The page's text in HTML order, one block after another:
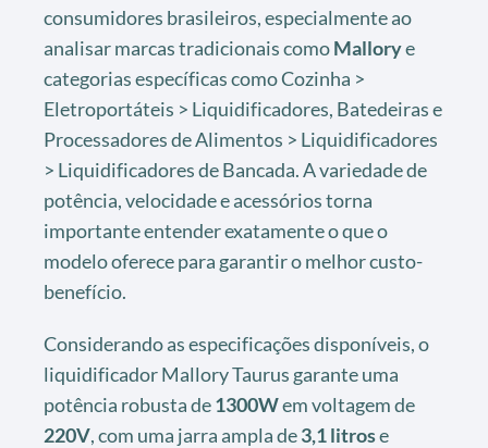
consumidores brasileiros, especialmente ao
analisar marcas tradicionais comoMallorye
categorias específicas como Cozinha >
Eletroportáteis > Liquidificadores, Batedeiras e
Processadores de Alimentos > Liquidificadores
> Liquidificadores de Bancada. A variedade de
potência, velocidade e acessórios torna
importante entender exatamente o que o
modelo oferece para garantir o melhor custo-
benefício.
Considerando as especificações disponíveis, o
liquidificador Mallory Taurus garante uma
potência robusta de1300Wem voltagem de
220V, com uma jarra ampla de3,1 litrose